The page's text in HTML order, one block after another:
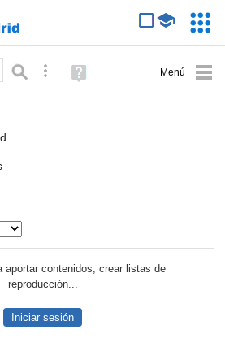
Búsqueda avanzada
Ayuda
(en
aportar contenidos, crear listas de
reproducción...
Iniciar sesión